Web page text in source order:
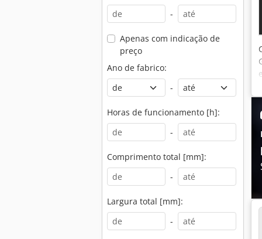
-
Apenas com indicação de
preço
Ano de fabrico:
-
Horas de funcionamento [h]:
-
Comprimento total [mm]:
-
Largura total [mm]:
-